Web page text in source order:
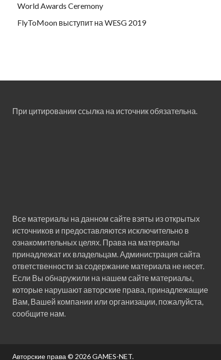
World Awards Ceremony
FlyToMoon выступит на WESG 2019
При цитировании ссылка на источник обязательна.
Все материалы на данном сайте взяты из открытых
источников и предоставляются исключительно в
ознакомительных целях. Права на материалы
принадлежат их владельцам. Администрация сайта
ответственности за содержание материала не несет.
Если Вы обнаружили на нашем сайте материалы,
которые нарушают авторские права, принадлежащие
Вам, Вашей компании или организации, пожалуйста,
сообщите нам.
Авторские права © 2026GAMES-NET.